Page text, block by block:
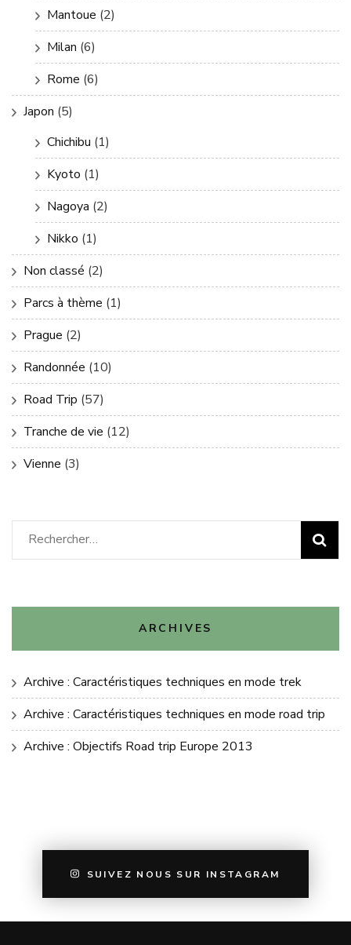
Mantoue (2)
Milan (6)
Rome (6)
Japon (5)
Chichibu (1)
Kyoto (1)
Nagoya (2)
Nikko (1)
Non classé (2)
Parcs à thème (1)
Prague (2)
Randonnée (10)
Road Trip (57)
Tranche de vie (12)
Vienne (3)
Rechercher :
ARCHIVES
Archive : Caractéristiques techniques en mode trek
Archive : Caractéristiques techniques en mode road trip
Archive : Objectifs Road trip Europe 2013
SUIVEZ NOUS SUR INSTAGRAM